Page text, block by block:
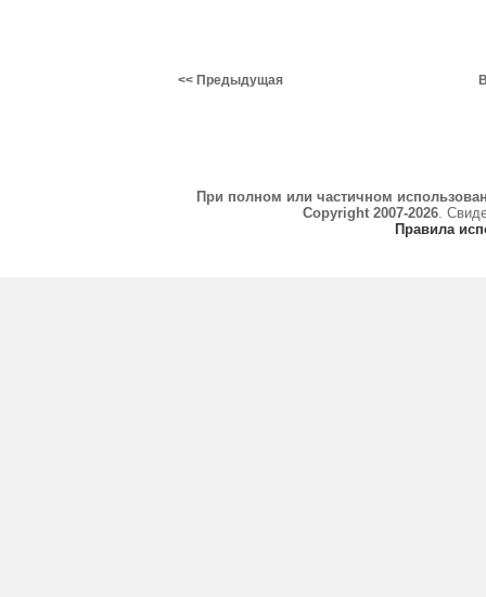
<< Предыдущая
При полном или частичном
Copyright 2007-2026.
Правила